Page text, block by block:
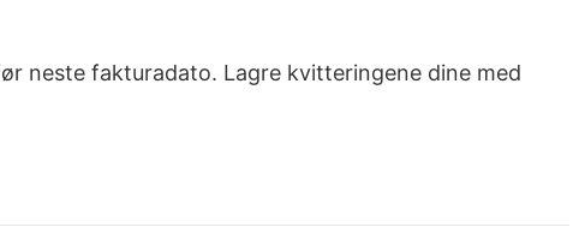
neste fakturadato. Lagre kvitteringene dine med